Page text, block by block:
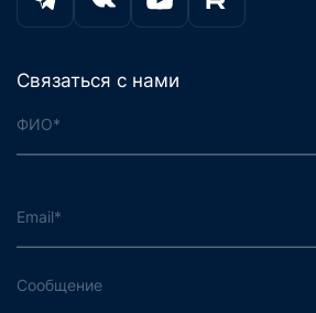
Связаться с нами